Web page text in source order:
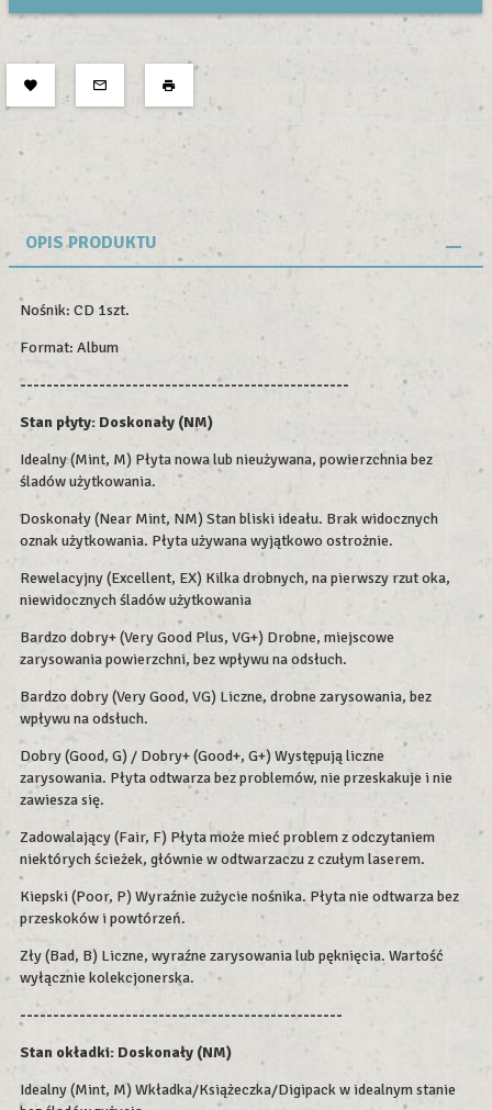
OPIS PRODUKTU
Nośnik: CD 1szt.
Format: Album
--------------------------------------------------
Stan płyty: Doskonały (NM)
Idealny (Mint, M) Płyta nowa lub nieużywana, powierzchnia bez
śladów użytkowania.
Doskonały (Near Mint, NM) Stan bliski ideału. Brak widocznych
oznak użytkowania. Płyta używana wyjątkowo ostrożnie.
Rewelacyjny (Excellent, EX) Kilka drobnych, na pierwszy rzut oka,
niewidocznych śladów użytkowania
Bardzo dobry+ (Very Good Plus, VG+) Drobne, miejscowe
zarysowania powierzchni, bez wpływu na odsłuch.
Bardzo dobry (Very Good, VG) Liczne, drobne zarysowania, bez
wpływu na odsłuch.
Dobry (Good, G) / Dobry+ (Good+, G+) Występują liczne
zarysowania. Płyta odtwarza bez problemów, nie przeskakuje i nie
zawiesza się.
Zadowalający (Fair, F) Płyta może mieć problem z odczytaniem
niektórych ścieżek, głównie w odtwarzaczu z czułym laserem.
Kiepski (Poor, P) Wyraźnie zużycie nośnika. Płyta nie odtwarza bez
przeskoków i powtórzeń.
Zły (Bad, B) Liczne, wyraźne zarysowania lub pęknięcia. Wartość
wyłącznie kolekcjonerska.
-------------------------------------------------
Stan okładki: Doskonały (NM)
Idealny (Mint, M) Wkładka/Książeczka/Digipack w idealnym stanie